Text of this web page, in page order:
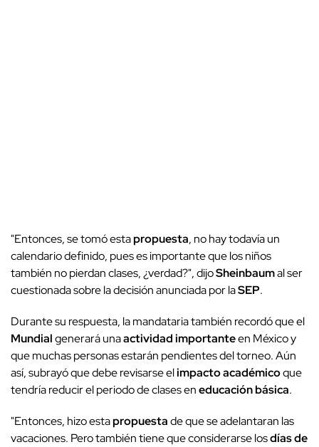
"Entonces, se tomó estapropuesta, no hay todavía un
calendario definido, pues es importante que los niños
también no pierdan clases, ¿verdad?", dijoSheinbaumal ser
cuestionada sobre la decisión anunciada por laSEP.
Durante su respuesta, la mandataria también recordó que el
Mundialgenerará unaactividad importanteen México y
que muchas personas estarán pendientes del torneo. Aún
así, subrayó que debe revisarse elimpacto académicoque
tendría reducir el periodo de clases eneducación básica.
"Entonces, hizo estapropuestade que se adelantaran las
vacaciones. Pero también tiene que considerarse losdías de